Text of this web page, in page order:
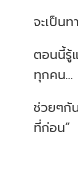
จะเป็น
ตอนนี้รู้
ทุกคน...
ช่วยๆกั
ที่ก่อน”